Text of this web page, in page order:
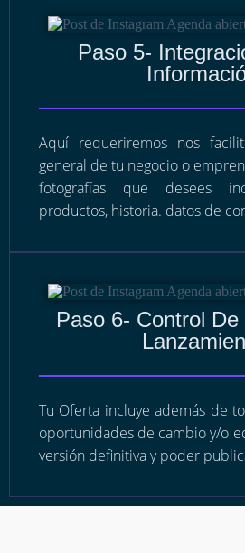
Paso 5-
Aquí requeriremos nos
general de tu negocio o
fotografías que desees
productos, historia. datos de
Paso 6- Control
Tu Oferta incluye además de
oportunidades de cambio y/o
versión definitiva y poder